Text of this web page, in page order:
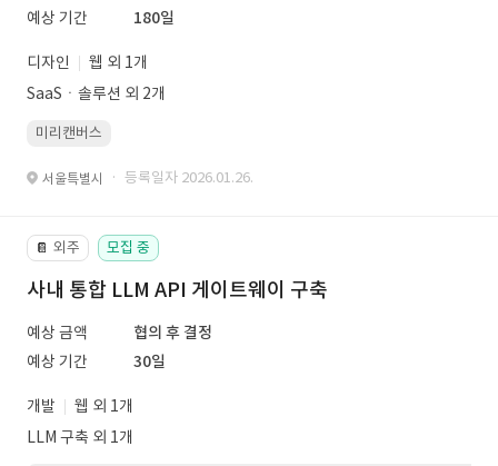
예상 기간
180일
디자인
웹 외 1개
SaaSㆍ솔루션 외 2개
미리캔버스
서울특별시 · 등록일자 2026.01.26.
📔 외주 모집 중
사내 통합 LLM API 게이트웨이 구축
예상 금액
협의 후 결정
예상 기간
30일
개발
웹 외 1개
LLM 구축 외 1개